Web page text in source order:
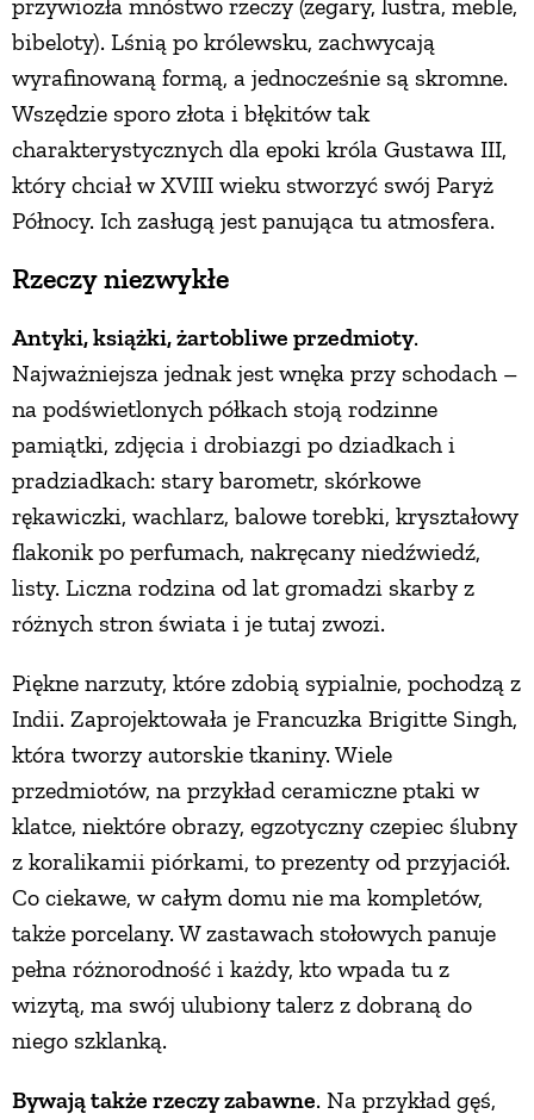
przywiozła mnóstwo rzeczy (zegary, lustra, meble,
bibeloty). Lśnią po królewsku, zachwycają
wyrafinowaną formą, a jednocześnie są skromne.
Wszędzie sporo złota i błękitów tak
charakterystycznych dla epoki króla Gustawa III,
który chciał w XVIII wieku stworzyć swój Paryż
Północy. Ich zasługą jest panująca tu atmosfera.
Rzeczy niezwykłe
Antyki, książki, żartobliwe przedmioty.
Najważniejsza jednak jest wnęka przy schodach –
na podświetlonych półkach stoją rodzinne
pamiątki, zdjęcia i drobiazgi po dziadkach i
pradziadkach: stary barometr, skórkowe
rękawiczki, wachlarz, balowe torebki, kryształowy
flakonik po perfumach, nakręcany niedźwiedź,
listy. Liczna rodzina od lat gromadzi skarby z
różnych stron świata i je tutaj zwozi.
Piękne narzuty, które zdobią sypialnie, pochodzą z
Indii. Zaprojektowała je Francuzka Brigitte Singh,
która tworzy autorskie tkaniny. Wiele
przedmiotów, na przykład ceramiczne ptaki w
klatce, niektóre obrazy, egzotyczny czepiec ślubny
z koralikamii piórkami, to prezenty od przyjaciół.
Co ciekawe, w całym domu nie ma kompletów,
także porcelany. W zastawach stołowych panuje
pełna różnorodność i każdy, kto wpada tu z
wizytą, ma swój ulubiony talerz z dobraną do
niego szklanką.
Bywają także rzeczy zabawne. Na przykład gęś,